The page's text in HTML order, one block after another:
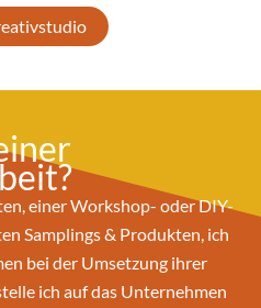
einer Workshop- oder DIY-
Samplings & Produkten, ich
bei der Umsetzung ihrer
ich auf das Unternehmen